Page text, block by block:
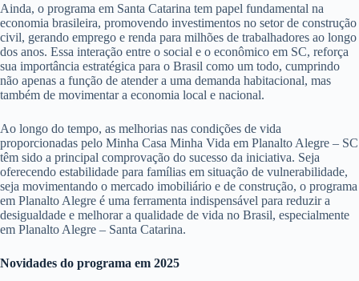
Ainda, o programa em Santa Catarina tem papel fundamental na
economia brasileira, promovendo investimentos no setor de construção
civil, gerando emprego e renda para milhões de trabalhadores ao longo
dos anos. Essa interação entre o social e o econômico em SC, reforça
sua importância estratégica para o Brasil como um todo, cumprindo
não apenas a função de atender a uma demanda habitacional, mas
também de movimentar a economia local e nacional.
Ao longo do tempo, as melhorias nas condições de vida
proporcionadas pelo Minha Casa Minha Vida em Planalto Alegre – SC
têm sido a principal comprovação do sucesso da iniciativa. Seja
oferecendo estabilidade para famílias em situação de vulnerabilidade,
seja movimentando o mercado imobiliário e de construção, o programa
em Planalto Alegre é uma ferramenta indispensável para reduzir a
desigualdade e melhorar a qualidade de vida no Brasil, especialmente
em Planalto Alegre – Santa Catarina.
Novidades do programa em 2025